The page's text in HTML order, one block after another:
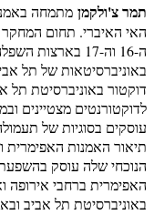
תמר צ'ולקמן מתמחה
האי האיברי. תחום
ה-16 וה-17
דוקטור באוניברסיטת תל
לדוקטורנטים מצטיינים
עוסקים בסוגיות של
תיאור האמנות
הנוכחי שלה עוסק
האפימרית ברחבי
באוניברסיטת תל אביב